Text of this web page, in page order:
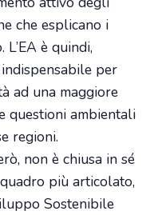
che esplicano i
è quindi,
per
ad una maggiore
questioni ambientali
regioni.
non è chiusa in sé
più articolato,
Sostenibile